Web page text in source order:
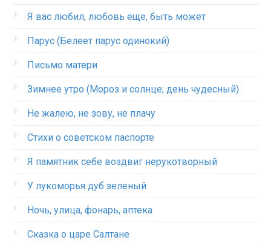
Я вас любил, любовь еще, быть может
Парус (Белеет парус одинокий)
Письмо матери
Зимнее утро (Мороз и солнце; день чудесный)
Не жалею, не зову, не плачу
Стихи о советском паспорте
Я памятник себе воздвиг нерукотворный
У лукоморья дуб зеленый
Ночь, улица, фонарь, аптека
Сказка о царе Салтане